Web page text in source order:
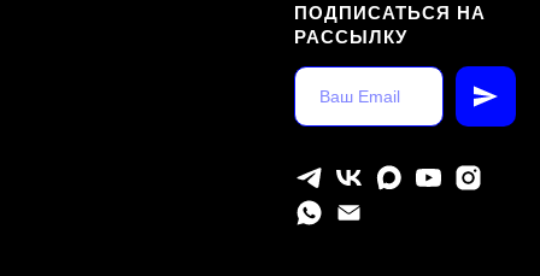
ПОДПИСАТЬСЯ НА
РАССЫЛКУ